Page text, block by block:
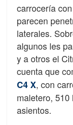
carrocería
parecen
laterales.
algunos les
y a otros el
cuenta que
C4 X, con
maletero,
asientos.